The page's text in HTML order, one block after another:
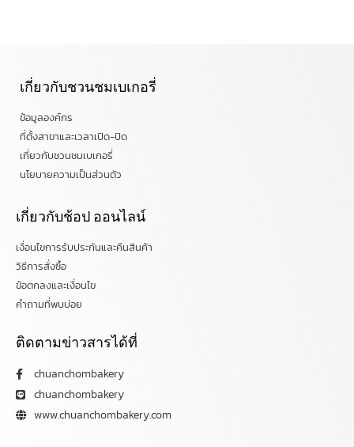
เกี่ยวกับชวนชมเบเกอรี่
ข้อมูลองค์กร
ที่ตั้งสาขาและเวลาเปิด-ปิด
เกี่ยวกับชวนชมเบเกอรี่
นโยบายความเป็นส่วนตัว
เกี่ยวกับช้อป ออนไลน์
เงื่อนไขการรับประกันและคืนสินค้า
วิธีการสั่งซื้อ
ข้อตกลงและเงื่อนไข
คำถามที่พบบ่อย
ติดตามข่าวสารได้ที่
chuanchombakery
chuanchombakery
www.chuanchombakery.com